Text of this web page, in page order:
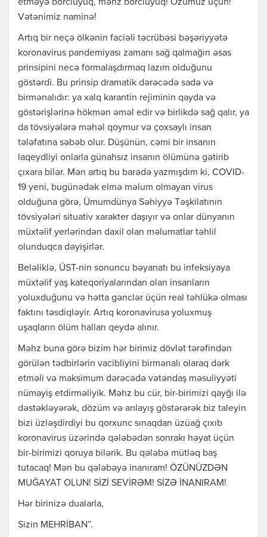
etməyə borcluyuq, məhz borcluyuq! Özümüz üçün!
Vətənimiz naminə!
Artıq bir neçə ölkənin faciəli təcrübəsi bəşəriyyətə
koronavirus pandemiyası zamanı sağ qalmağın əsas
prinsipini necə formalaşdırmaq lazım olduğunu
göstərdi. Bu prinsip dramatik dərəcədə sadə və
birmənalıdır: ya xalq karantin rejiminin qayda və
göstərişlərinə hökmən əməl edir və birlikdə sağ qalır, ya
da tövsiyələrə məhəl qoymur və çoxsaylı insan
tələfatına səbəb olur. Düşünün, cəmi bir insanın
laqeydliyi onlarla günahsız insanın ölümünə gətirib
çıxara bilər. Mən artıq bu barədə yazmışdım ki, COVID-
19 yeni, bugünədək elmə məlum olmayan virus
olduğuna görə, Ümumdünya Səhiyyə Təşkilatının
tövsiyələri situativ xarakter daşıyır və onlar dünyanın
müxtəlif yerlərindən daxil olan məlumatlar təhlil
olunduqca dəyişirlər.
Beləliklə, ÜST-nin sonuncu bəyanatı bu infeksiyaya
müxtəlif yaş kateqoriyalarından olan insanların
yoluxduğunu və hətta gənclər üçün real təhlükə olması
faktını təsdiqləyir. Artıq koronavirusa yoluxmuş
uşaqların ölüm halları qeydə alınır.
Məhz buna görə bizim hər birimiz dövlət tərəfindən
görülən tədbirlərin vacibliyini birmənalı olaraq dərk
etməli və maksimum dərəcədə vətəndaş məsuliyyəti
nümayiş etdirməliyik. Məhz bu cür, bir-birimizi qayğı ilə
dəstəkləyərək, dözüm və anlayış göstərərək biz taleyin
bizi üzləşdirdiyi bu qorxunc sınaqdan üzüağ çıxıb
koronavirus üzərində qələbədən sonrakı həyat üçün
bir-birimizi qoruya bilərik. Bu qələbə mütləq baş
tutacaq! Mən bu qələbəyə inanıram! ÖZÜNÜZDƏN
MUĞAYAT OLUN! SİZİ SEVİRƏM! SİZƏ İNANIRAM!
Hər birinizə dualarla,
Sizin MEHRİBAN”.